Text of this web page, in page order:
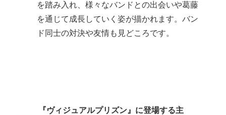
を踏み入れ、様々なバンドとの出会いや葛藤
を通じて成長していく姿が描かれます。バン
ド同士の対決や友情も見どころです。
『ヴィジュアルプリズン』に登場する主